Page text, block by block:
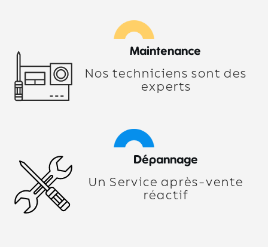
Maintenance
Nos techniciens sont des
experts
Dépannage
Un Service après-vente
réactif